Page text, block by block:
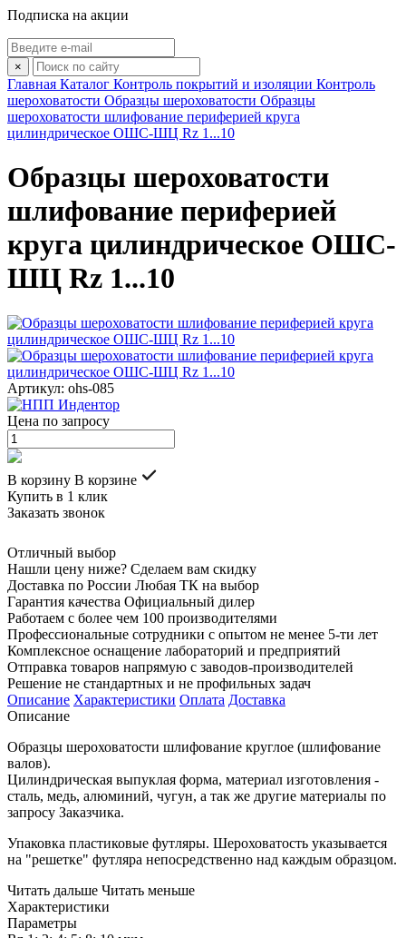
Подписка на акции
×
Главная Каталог Контроль покрытий и изоляции Контроль
шероховатости Образцы шероховатости Образцы
шероховатости шлифование периферией круга
цилиндрическое ОШС-ШЦ Rz 1...10
Образцы шероховатости
шлифование периферией
круга цилиндрическое ОШС-
ШЦ Rz 1...10
Артикул: ohs-085
Цена по запросу
В корзину В корзине
Купить в 1 клик
Заказать звонок
Отличный выбор
Нашли цену ниже? Сделаем вам скидку
Доставка по России Любая ТК на выбор
Гарантия качества Официальный дилер
Работаем с более чем 100 производителями
Профессиональные сотрудники с опытом не менее 5-ти лет
Комплексное оснащение лабораторий и предприятий
Отправка товаров напрямую с заводов-производителей
Решение не стандартных и не профильных задач
Описание Характеристики Оплата Доставка
Описание
Образцы шероховатости шлифование круглое (шлифование
валов).
Цилиндрическая выпуклая форма, материал изготовления -
сталь, медь, алюминий, чугун, а так же другие материалы по
запросу Заказчика.
Упаковка пластиковые футляры. Шероховатость указывается
на "решетке" футляра непосредственно над каждым образцом.
Читать дальше Читать меньше
Характеристики
Параметры